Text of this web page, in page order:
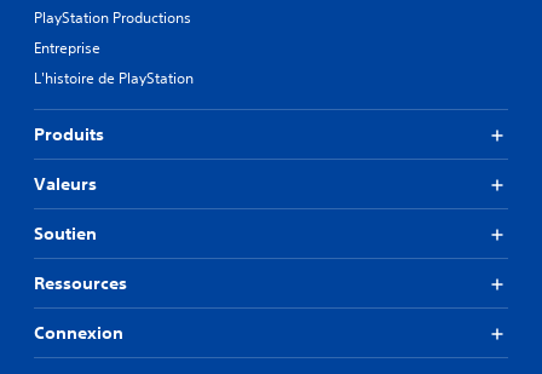
PlayStation Productions
Entreprise
L'histoire de PlayStation
Produits
Valeurs
Soutien
Ressources
Connexion